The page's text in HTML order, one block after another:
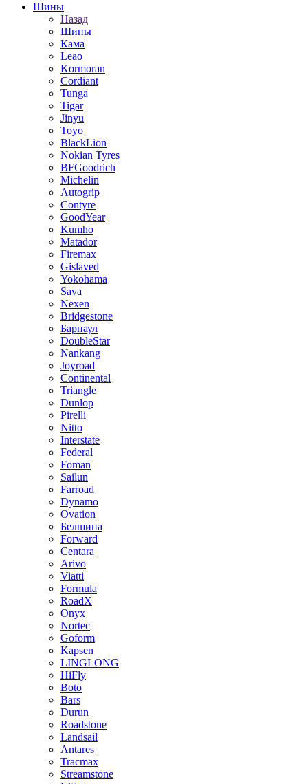
Шины
Назад
Шины
Кама
Leao
Kormoran
Cordiant
Tunga
Tigar
Jinyu
Toyo
BlackLion
Nokian Tyres
BFGoodrich
Michelin
Autogrip
Contyre
GoodYear
Kumho
Matador
Firemax
Gislaved
Yokohama
Sava
Nexen
Bridgestone
Барнаул
DoubleStar
Nankang
Joyroad
Continental
Triangle
Dunlop
Pirelli
Nitto
Interstate
Federal
Foman
Sailun
Farroad
Dynamo
Ovation
Белшина
Forward
Centara
Arivo
Viatti
Formula
RoadX
Onyx
Nortec
Goform
Kapsen
LINGLONG
HiFly
Boto
Bars
Durun
Roadstone
Landsail
Antares
Tracmax
Streamstone